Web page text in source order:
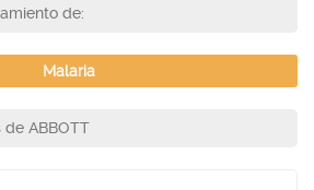
de:
Malaria
ABBOTT